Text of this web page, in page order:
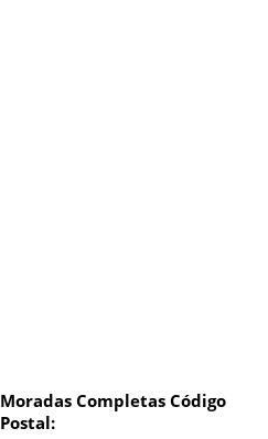
Moradas Completas Código
Postal: